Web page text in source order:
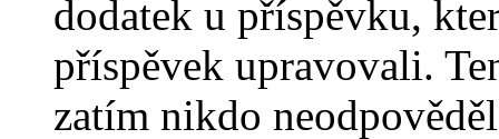
dodatek u příspěvku,
příspěvek upravovali.
zatím nikdo